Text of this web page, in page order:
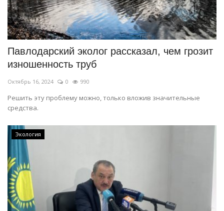
Павлодарский эколог рассказал, чем грозит
изношенность труб
Октябрь 16, 2024 0 990
Решить эту проблему можно, только вложив значительные
средства.
Экология